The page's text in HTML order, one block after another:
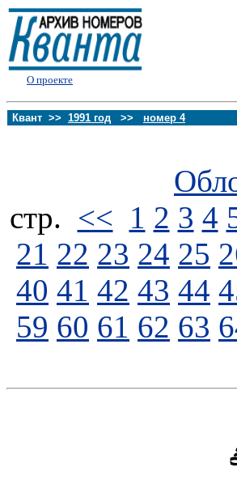
О проекте
Квант >> 1991 год >> номер 4
стp. << 1 2 3 4
21 22 23 24 25
40 41 42 43 44
59 60 61 62 63